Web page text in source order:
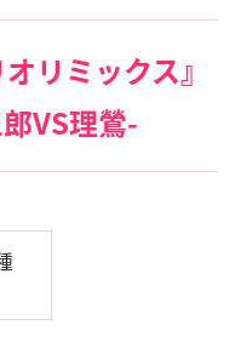
リミックス』
VS理鶯-